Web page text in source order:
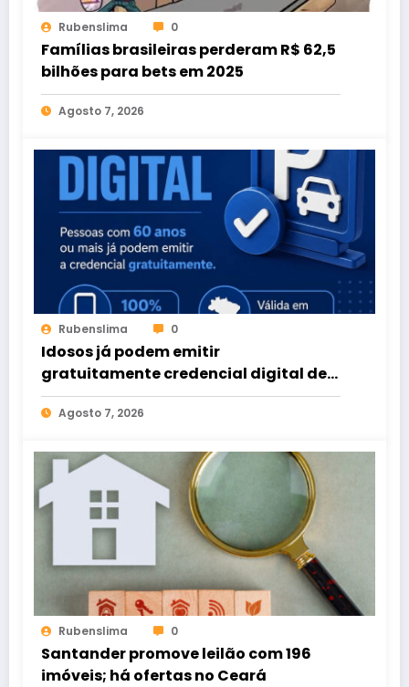
Rubenslima 0
Famílias brasileiras perderam R$ 62,5
bilhões para bets em 2025
Agosto 7, 2026
Rubenslima 0
Idosos já podem emitir
gratuitamente credencial digital de
estacionamento
Agosto 7, 2026
Rubenslima 0
Santander promove leilão com 196
imóveis; há ofertas no Ceará